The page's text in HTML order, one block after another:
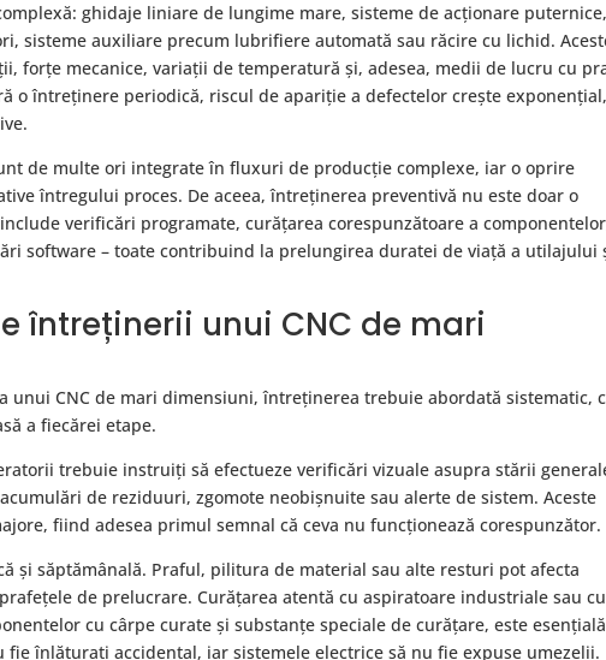
ghidaje liniare de lungime mare, sisteme de acționare puternice,
sisteme auxiliare precum lubrifiere automată sau răcire cu lichid.
forțe mecanice, variații de temperatură și, adesea, medii de lucru cu
o întreținere periodică, riscul de apariție a defectelor crește
de multe ori integrate în fluxuri de producție complexe, iar o oprire
întregului proces. De aceea, întreținerea preventivă nu este doar o
verificări programate, curățarea corespunzătoare a
software – toate contribuind la prelungirea duratei de viață a utilajului
întreținerii unui CNC de mari
unui CNC de mari dimensiuni, întreținerea trebuie abordată sistematic,
a fiecărei etape.
trebuie instruiți să efectueze verificări vizuale asupra stării
de reziduuri, zgomote neobișnuite sau alerte de sistem. Aceste
fiind adesea primul semnal că ceva nu funcționează corespunzător.
și săptămânală. Praful, pilitura de material sau alte resturi pot afecta
de prelucrare. Curățarea atentă cu aspiratoare industriale sau
cu cârpe curate și substanțe speciale de curățare, este
înlăturați accidental, iar sistemele electrice să nu fie expuse umezelii.